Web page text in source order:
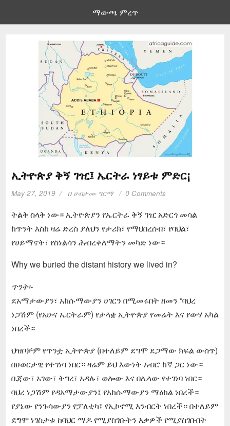
ማውጫ ምረጥ
ኢትዮጵያ ቅኝ ገዢ፤ ኤርትራ ነፃይቱ ምድር¡
May 27, 2019 በ ሀብታሙ ግርማ 0 Comments
ትልቅ ስላቅ ነው። ኢትዮጵያን የኤርትራ ቅኝ ገዢ አድርጎ መሳል
ከጥንት እስከ ዛሬ ድረስ ያለህን የታሪክ፣ የማህበረሰብ፣ የባህል፣
የሀይማኖት፣ የስነልሳን ሕብረቀለማትን መካድ ነው።
Why we buried the distant history we lived in?
ጥንት፡-
ደአማታውያን፣ አክሱማውያን ሀገርን በሚመሩበት ዘመን “ባህረ
ነጋሽም (የአሁና ኤርትራም) የታላቋ ኢትዮጵያ የመሬት እና የውሃ አካል
ነበረች።
ህዝቦቻም የጥንቷ ኢትዮጵያ (በተለይም ደግሞ ደጋማው ክፍል ውስጥ)
በሀወርታዊ የተገነባ ነበር። ዛሬም ይህ እውነት አብሮ ከኛ ጋር ነው።
ቤጃው፣ አገው፣ ትግረ፣ አዳሉ፣ ወሎው እና በሌላው የተገነባ ነበር።
ባህረ ነጋሽም የዳአማታውያን፤ የአክሱማውያን ማዕከል ነበረች።
የያኔው የንጉሳውያን የፓለቲካ፣ የኢኮኖሚ እንብርት ነበረች። በተለይም
ደግሞ ነገስታቱ ከባህር ማዶ የሚያስገቡትን እቃዎች የሚያስገቡበት